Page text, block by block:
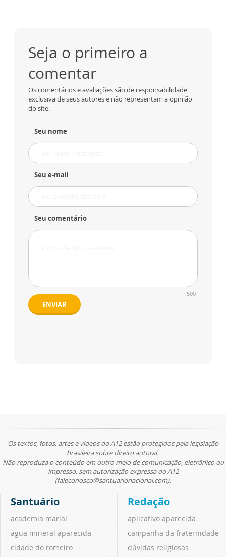
Seja o primeiro a
comentar
Os comentários e avaliações são de responsabilidade
exclusiva de seus autores e não representam a opinião
do site.
Seu nome
Seu e-mail
Seu comentário
500
ENVIAR
Os textos, fotos, artes e vídeos do A12 estão protegidos pela legislação
brasileira sobre direito autoral.
Não reproduza o conteúdo em outro meio de comunicação, eletrônico ou
impresso, sem autorização expressa do A12
(faleconosco@santuarionacional.com).
Santuário
academia marial
água mineral aparecida
cidade do romeiro
Redação
aplicativo aparecida
campanha da fraternidade
dúvidas religiosas